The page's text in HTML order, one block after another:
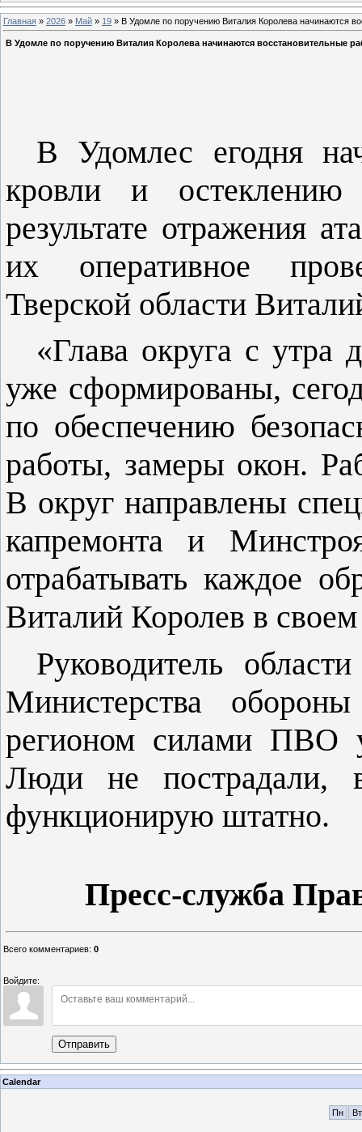
Главная » 2026 » Май » 19 » В Удомле по поручению Виталия Королева начинаются
В Удомле по поручению Виталия Королева начинаются восстановительные
В Удомлес егодня
кровли и
результате отражения
их оперативное
Тверской области
«Глава округа с
уже сформированы,
по обеспечению
работы, замеры окон.
В округ направлены
капремонта и
отрабатывать каждое
Виталий Королев в
Руководитель
Министерства
регионом силами ПВО
Люди не пострадали,
функционирую штатно.
Пресс-служба
Всего комментариев: 0
Войдите:
Отправить
Calendar
Пн Вт